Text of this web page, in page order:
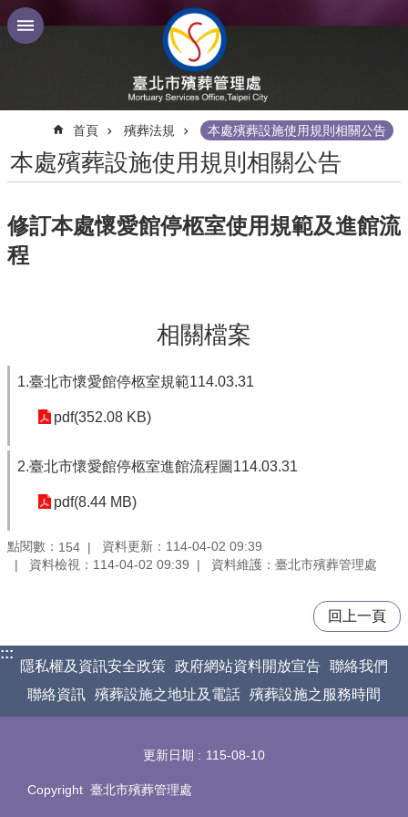
跳到主要內容區塊
首頁 殯葬法規 本處殯葬設施使用規則相關公告
本處殯葬設施使用規則相關公告
修訂本處懷愛館停柩室使用規範及進館流
程
相關檔案
1.臺北市懷愛館停柩室規範114.03.31
pdf(352.08 KB)
2.臺北市懷愛館停柩室進館流程圖114.03.31
pdf(8.44 MB)
點閱數： 154
資料更新：114-04-02 09:39
資料檢視：114-04-02 09:39
資料維護：臺北市殯葬管理處
回上一頁
:::
隱私權及資訊安全政策 政府網站資料開放宣告 聯絡我們
聯絡資訊 殯葬設施之地址及電話 殯葬設施之服務時間
更新日期 115-08-10
Copyright 臺北市殯葬管理處